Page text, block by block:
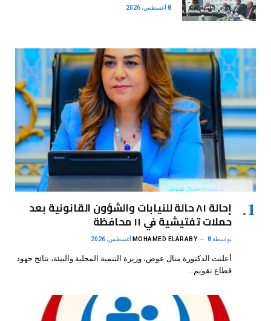
8 أغسطس، 2026
إحالة ٨١ حالة للنيابات والشؤون القانونية بعد
حملات تفتيشية في ١١ محافظة
بواسطة MOHAMED ELARABY 8 أغسطس، 2026
أعلنت الدكتورة منال عوض، وزيرة التنمية المحلية والبيئة، نتائج جهود
قطاع تقويم…